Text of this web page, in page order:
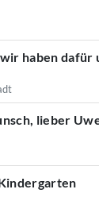
haben
lieber